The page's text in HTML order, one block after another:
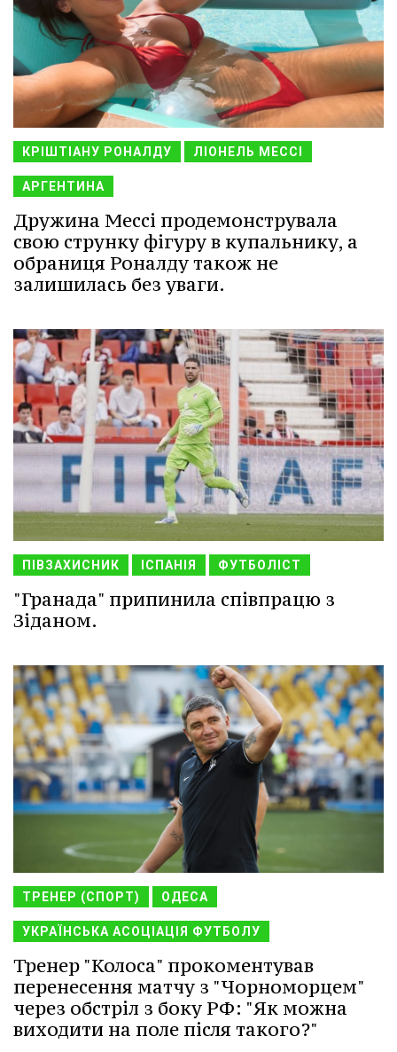
КРІШТІАНУ РОНАЛДУ ЛІОНЕЛЬ МЕССІ
АРГЕНТИНА
Дружина Мессі продемонструвала
свою струнку фігуру в купальнику, а
обраниця Роналду також не
залишилась без уваги.
ПІВЗАХИСНИК ІСПАНІЯ ФУТБОЛІСТ
"Гранада" припинила співпрацю з
Зіданом.
ТРЕНЕР (СПОРТ) ОДЕСА
УКРАЇНСЬКА АСОЦІАЦІЯ ФУТБОЛУ
Тренер "Колоса" прокоментував
перенесення матчу з "Чорноморцем"
через обстріл з боку РФ: "Як можна
виходити на поле після такого?"